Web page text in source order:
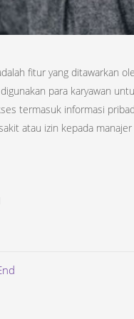
fitur yang ditawarkan
para karyawan
termasuk informasi
atau izin kepada